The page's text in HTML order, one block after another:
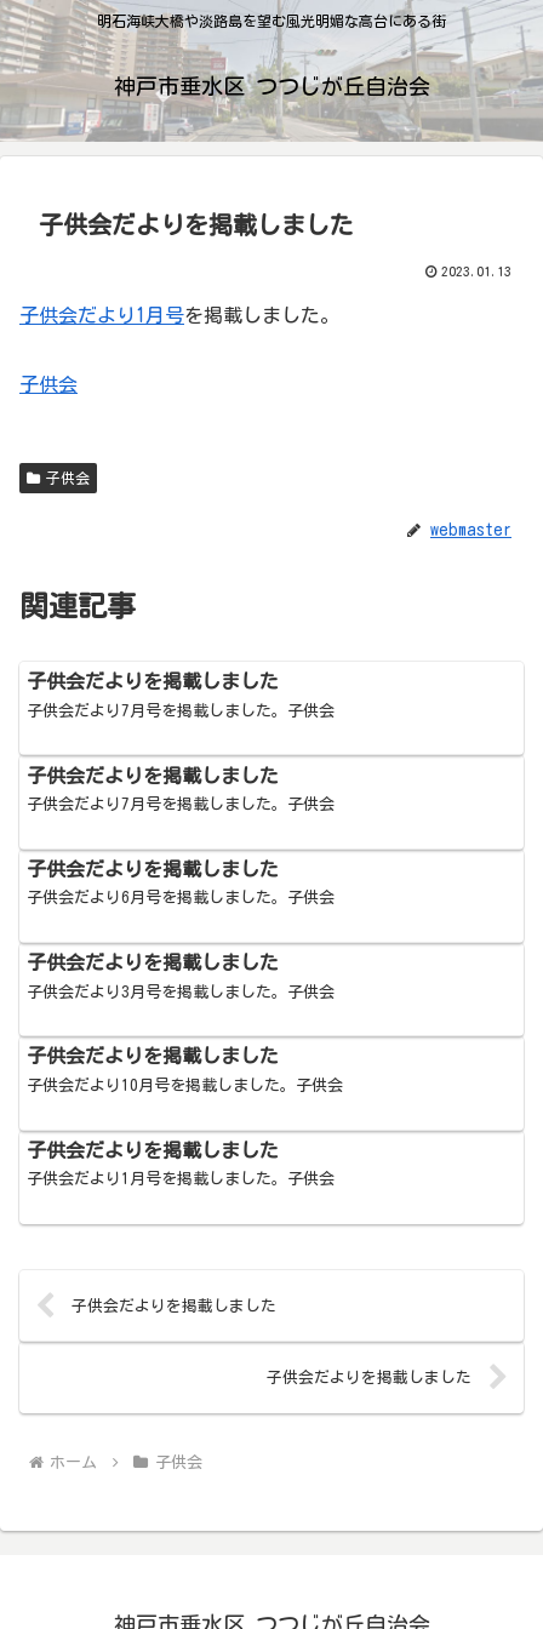
明石海峡大橋や淡路島を望む風光明媚な高台にある街
神戸市垂水区 つつじが丘自治会
子供会だよりを掲載しました
2023.01.13
子供会だより1月号を掲載しました。
子供会
子供会
webmaster
関連記事
子供会だよりを掲載しました
子供会だより7月号を掲載しました。子供会
子供会だよりを掲載しました
子供会だより7月号を掲載しました。子供会
子供会だよりを掲載しました
子供会だより6月号を掲載しました。子供会
子供会だよりを掲載しました
子供会だより3月号を掲載しました。子供会
子供会だよりを掲載しました
子供会だより10月号を掲載しました。子供会
子供会だよりを掲載しました
子供会だより1月号を掲載しました。子供会
子供会だよりを掲載しました
子供会だよりを掲載しました
ホーム 子供会
神戸市垂水区 つつじが丘自治会